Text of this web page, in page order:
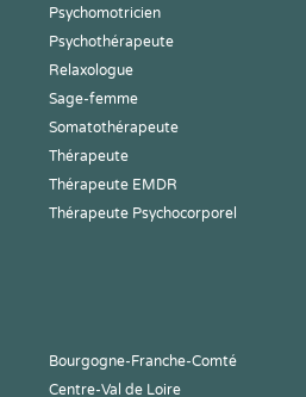
Psychomotricien
Psychothérapeute
Relaxologue
Sage-femme
Somatothérapeute
Thérapeute
Thérapeute EMDR
Thérapeute Psychocorporel
Bourgogne-Franche-Comté
Centre-Val de Loire